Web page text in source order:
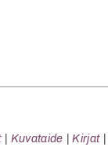
Kuvataide Kirjat